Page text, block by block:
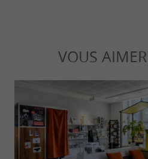
VOUS